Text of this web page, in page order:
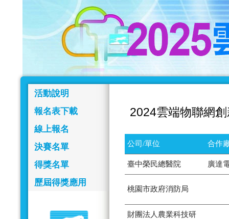
活動說明
報名表下載
線上報名
決賽名單
得獎名單
歷屆得獎應用
2024雲端物聯網
公司/單位 合作
臺中榮民總醫院 廣達
桃園市政府消防局
財團法人農業科技研